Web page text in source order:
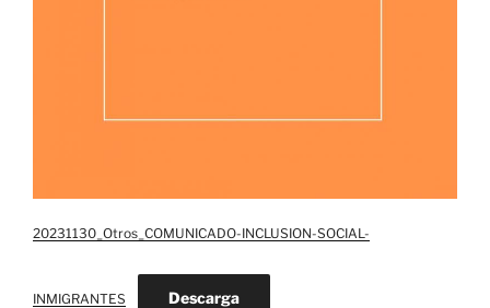
20231130_Otros_COMUNICADO-INCLUSION-SOCIAL-
INMIGRANTES Descarga